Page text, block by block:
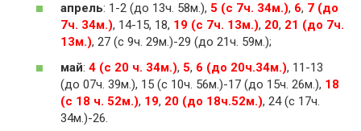
апрель: 1-2 (до 13ч. 58м.), 5 (с 7ч. 34м.), 6, 7 (до
7ч. 34м.), 14-15, 18, 19 (с 7ч. 13м.), 20, 21 (до 7ч.
13м.), 27 (с 9ч. 29м.)-29 (до 21ч. 59м.);
май: 4 (с 20 ч. 34м.), 5, 6 (до 20ч.34м.), 11-13
(до 07ч. 39м.), 15 (с 10ч. 56м.)-17 (до 15ч. 26м.), 18
(с 18 ч. 52м.), 19, 20 (до 18ч.52м.), 24 (с 17ч.
34м.)-26.